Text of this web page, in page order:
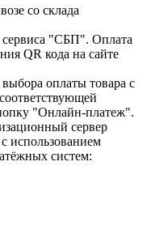
со склада
сервиса "СБП". Оплата
QR кода на сайте
оплаты товара с
"Онлайн-платеж".
сервер
использованием
систем: